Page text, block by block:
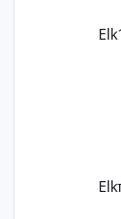
Elk
Elk